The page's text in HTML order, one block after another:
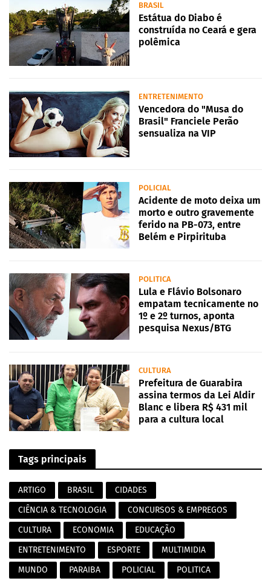
BRASIL
Estátua do Diabo é
construída no Ceará e gera
polêmica
ENTRETENIMENTO
Vencedora do "Musa do
Brasil" Franciele Perão
sensualiza na VIP
POLICIAL
Acidente de moto deixa um
morto e outro gravemente
ferido na PB-073, entre
Belém e Pirpirituba
POLITICA
Lula e Flávio Bolsonaro
empatam tecnicamente no
1º e 2º turnos, aponta
pesquisa Nexus/BTG
CULTURA
Prefeitura de Guarabira
assina termos da Lei Aldir
Blanc e libera R$ 431 mil
para a cultura local
Tags principais
ARTIGO BRASIL
CIDADES
CIÊNCIA & TECNOLOGIA
CONCURSOS & EMPREGOS
CULTURA
ECONOMIA
EDUCAÇÃO
ENTRETENIMENTO
ESPORTE
MULTIMIDIA
MUNDO
PARAIBA POLICIAL POLITICA